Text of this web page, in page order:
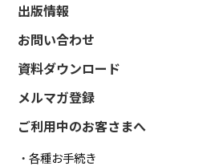
出版情報
お問い合わせ
資料ダウンロード
メルマガ登録
ご利用中のお客さまへ
各種お手続き